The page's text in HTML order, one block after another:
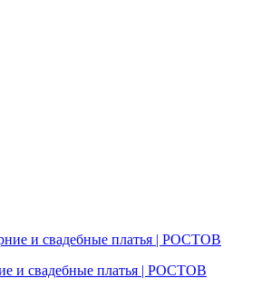
и свадебные платья | РОСТОВ